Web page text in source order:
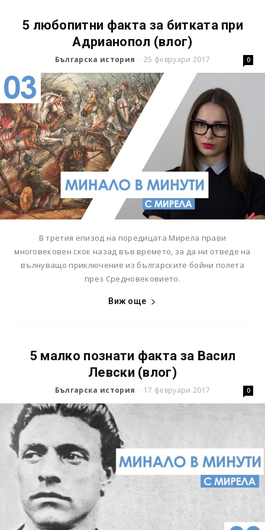
5 любопитни факта за битката при
Адрианопол (влог)
Българска история - 25 февруари 2017 0
В третия епизод на поредицата Мирела прави
многовековен скок назад във времето, за да ни отведе на
вълнуващо приключение из българските бойни полета
през Средновековието.
Виж още
5 малко познати факта за Васил
Левски (влог)
Българска история - 17 февруари 2017 0